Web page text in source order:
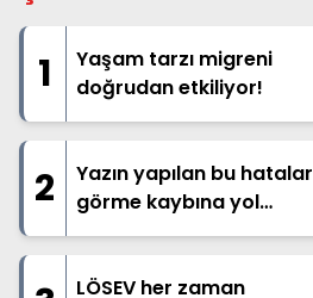
1
Yaşam tarzı migreni
doğrudan etkiliyor!
2
Yazın yapılan bu hatalar
görme kaybına yol
açabilir!
LÖSEV her zaman